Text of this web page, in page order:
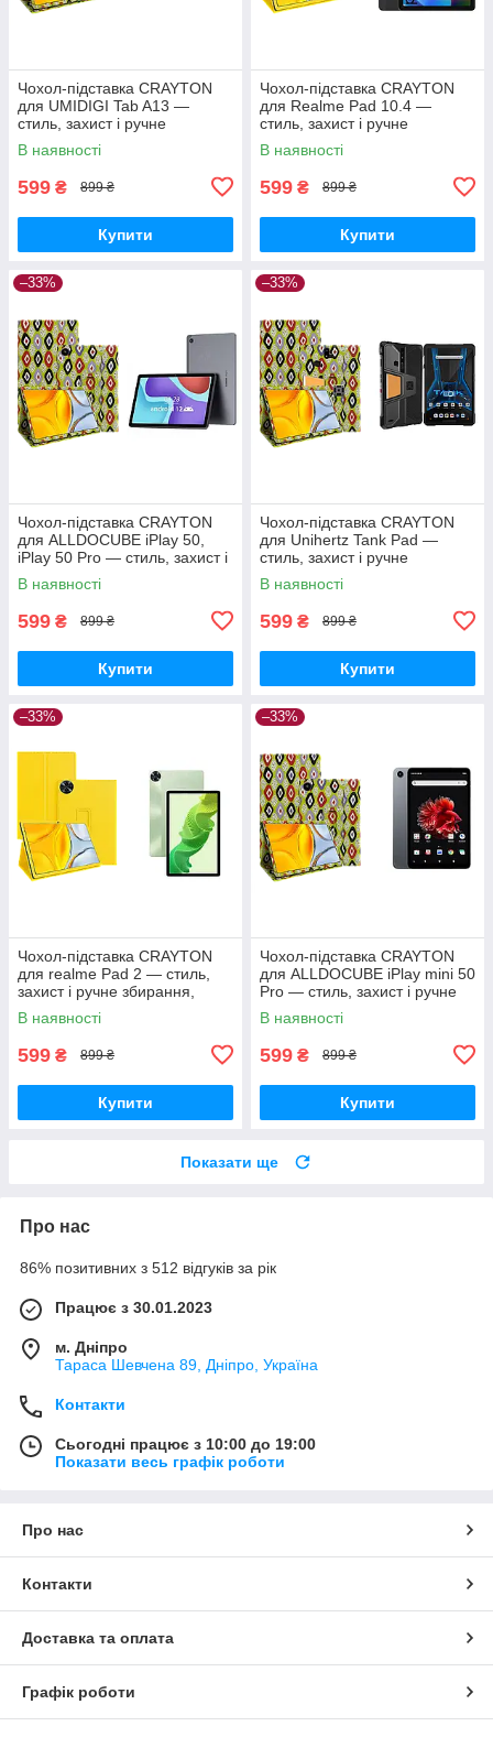
Чохол-підставка CRAYTON
для UMIDIGI Tab A13 —
стиль, захист і ручне
збирання, колір Камні
В наявності
599 ₴ 899 ₴
Купити
Чохол-підставка CRAYTON
для Realme Pad 10.4 —
стиль, захист і ручне
збирання, колір Жовтий
В наявності
599 ₴ 899 ₴
Купити
–33%
Чохол-підставка CRAYTON
для ALLDOCUBE iPlay 50,
iPlay 50 Pro — стиль, захист і
ручне збирання, колір Камні
В наявності
599 ₴ 899 ₴
Купити
–33%
Чохол-підставка CRAYTON
для Unihertz Tank Pad —
стиль, захист і ручне
збирання, колір Камні
В наявності
599 ₴ 899 ₴
Купити
–33%
Чохол-підставка CRAYTON
для realme Pad 2 — стиль,
захист і ручне збирання,
колір Жовтий
В наявності
599 ₴ 899 ₴
Купити
–33%
Чохол-підставка CRAYTON
для ALLDOCUBE iPlay mini 50
Pro — стиль, захист і ручне
збирання, колір Камні
В наявності
599 ₴ 899 ₴
Купити
Показати ще
Про нас
86% позитивних з 512 відгуків за рік
Працює з 30.01.2023
м. Дніпро
Тараса Шевчена 89, Дніпро, Україна
Контакти
Сьогодні працює з 10:00 до 19:00
Показати весь графік роботи
Про нас
Контакти
Доставка та оплата
Графік роботи